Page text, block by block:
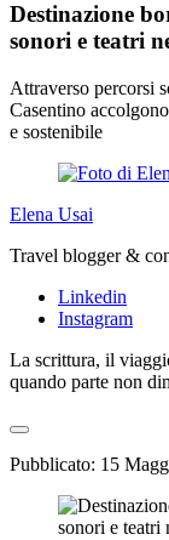
Destinazione
sonori e teatri
Attraverso percorsi
Casentino
e sostenibile
Elena Usai
Travel blogger &
Linkedin
Instagram
La scrittura, il
quando parte non
Pubblicato: 15